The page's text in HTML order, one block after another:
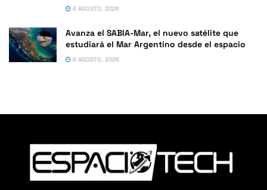
6 AGOSTO, 2026
Avanza el SABIA-Mar, el nuevo satélite que
estudiará el Mar Argentino desde el espacio
6 AGOSTO, 2026